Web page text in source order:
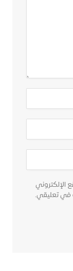
الإلكتروني
في تعليقي.